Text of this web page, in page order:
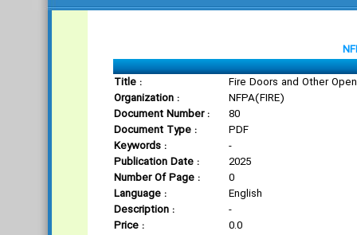
Title :
Fire Doors and Other
Organization :
NFPA(FIRE)
Document Number :
80
Document Type :
PDF
Keywords :
-
Publication Date :
2025
Number Of Page :
0
Language :
English
Description :
-
Price :
0.0